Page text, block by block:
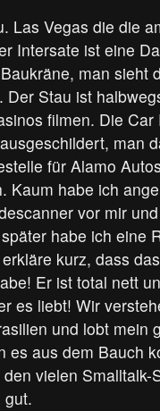
Las Vegas die die
Intersate ist eine
man sieht
Stau ist
filmen. Die
man
für Alamo
Kaum habe ich
vor mir
habe ich eine
kurz, dass
Er ist total nett
es liebt! Wir
und lobt mein
es aus dem Bauch
vielen Smalltalk-
gut.